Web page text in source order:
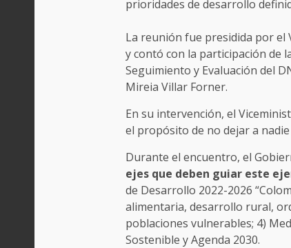
prioridades de desarrollo
La reunión fue presidida por el
y contó con la participación de
Seguimiento y Evaluación del
Mireia Villar Forner.
En su intervención, el
el propósito de no dejar a
Durante el encuentro, el
ejes que deben guiar este
de Desarrollo 2022-2026
alimentaria, desarrollo rural,
poblaciones vulnerables; 4)
Sostenible y Agenda 2030.